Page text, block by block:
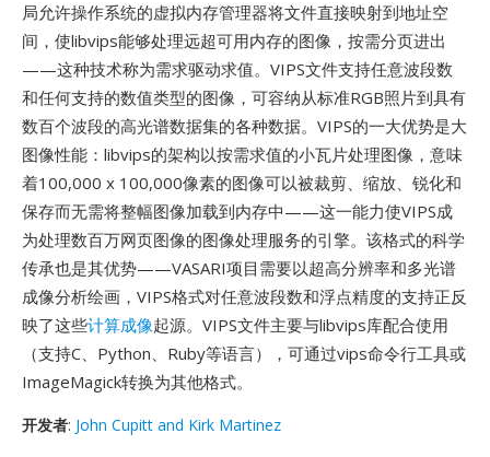
局允许操作系统的虚拟内存管理器将文件直接映射到地址空
间，使libvips能够处理远超可用内存的图像，按需分页进出
——这种技术称为需求驱动求值。VIPS文件支持任意波段数
和任何支持的数值类型的图像，可容纳从标准RGB照片到具有
数百个波段的高光谱数据集的各种数据。VIPS的一大优势是大
图像性能：libvips的架构以按需求值的小瓦片处理图像，意味
着100,000 x 100,000像素的图像可以被裁剪、缩放、锐化和
保存而无需将整幅图像加载到内存中——这一能力使VIPS成
为处理数百万网页图像的图像处理服务的引擎。该格式的科学
传承也是其优势——VASARI项目需要以超高分辨率和多光谱
成像分析绘画，VIPS格式对任意波段数和浮点精度的支持正反
映了这些计算成像起源。VIPS文件主要与libvips库配合使用
（支持C、Python、Ruby等语言），可通过vips命令行工具或
ImageMagick转换为其他格式。
开发者: John Cupitt and Kirk Martinez